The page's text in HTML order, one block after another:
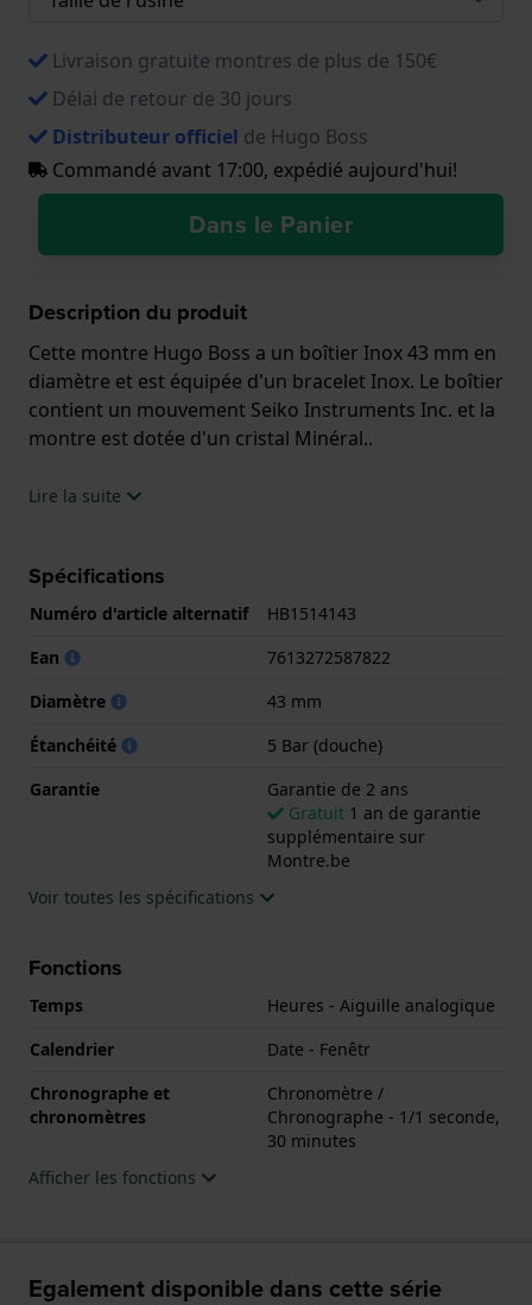
Livraison gratuite montres de plus de 150€
Délai de retour de 30 jours
Distributeur officiel de Hugo Boss
Commandé avant 17:00, expédié aujourd'hui!
Dans le Panier
Description du produit
Cette montre Hugo Boss a un boîtier Inox 43 mm en
diamètre et est équipée d'un bracelet Inox. Le boîtier
contient un mouvement Seiko Instruments Inc. et la
montre est dotée d'un cristal Minéral..
La montre est 5 ATM. Cela signifie que la montre est
.
Lire la suite
Spécifications
Numéro d'article alternatif
HB1514143
Ean
7613272587822
Diamètre
43 mm
Étanchéité
5 Bar (douche)
Garantie
Garantie de 2 ans
Gratuit 1 an de garantie
supplémentaire sur
Montre.be
Voir toutes les spécifications
Fonctions
Temps
Heures - Aiguille analogique
Calendrier
Date - Fenêtr
Chronographe et
chronomètres
Chronomètre /
Chronographe - 1/1 seconde,
30 minutes
Afficher les fonctions
Egalement disponible dans cette série